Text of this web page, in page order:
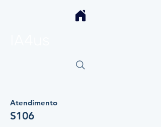
Atendimento
S106